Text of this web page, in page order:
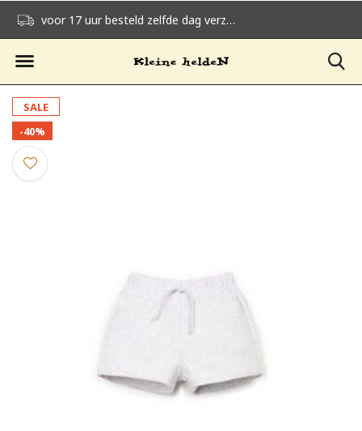
voor 17 uur besteld zelfde dag verzonden
SALE
-40%